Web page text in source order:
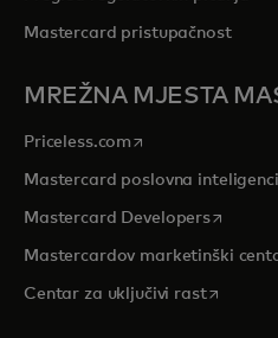
Mastercard pristupačnost
MREŽNA MJESTA
Priceless.com opens in a new tab
Mastercard poslovna
Mastercard Developersopens
Mastercardov marketinški
Centar za uključivi rastopens in